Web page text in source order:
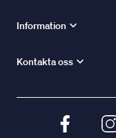
Information
Kontakta oss